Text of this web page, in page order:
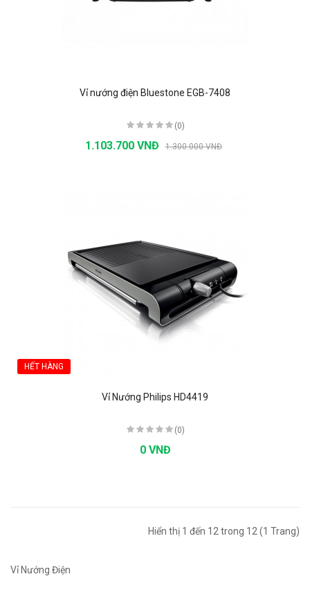
Vỉ nướng điện Bluestone EGB-7408
(0)
1.103.700 VNĐ 1.300.000 VNĐ
HẾT HÀNG
Vỉ Nướng Philips HD4419
(0)
0 VNĐ
Hiển thị 1 đến 12 trong 12 (1 Trang)
Vỉ Nướng Điện